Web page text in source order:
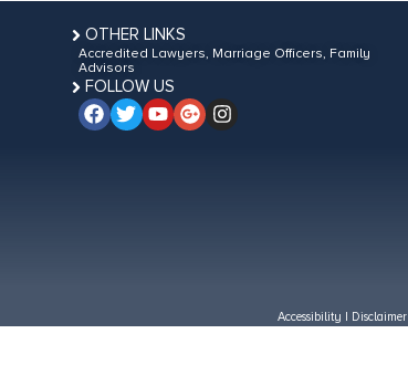
OTHER LINKS
Accredited Lawyers, Marriage Officers, Family
Advisors
FOLLOW US
Accessibility | Disclaimer